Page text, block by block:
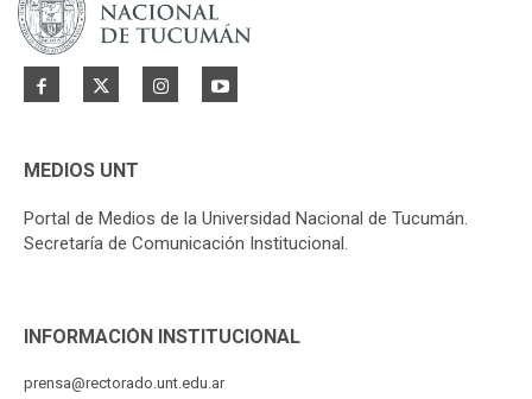
MEDIOS UNT
Portal de Medios de la Universidad Nacional de Tucumán.
Secretaría de Comunicación Institucional.
INFORMACIÓN INSTITUCIONAL
prensa@rectorado.unt.edu.ar